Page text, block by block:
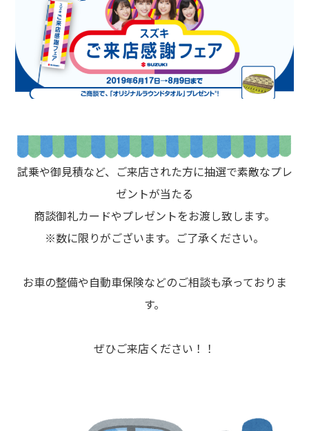
試乗や御見積など、ご来店された方に抽選で素敵なプレ
ゼントが当たる
商談御礼カードやプレゼントをお渡し致します。
※数に限りがございます。ご了承ください。
お車の整備や自動車保険などのご相談も承っておりま
す。
ぜひご来店ください！！